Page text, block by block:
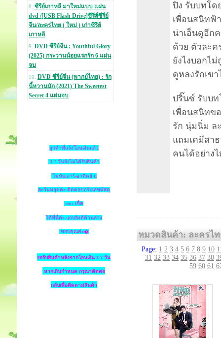
8. ซีรีย์เกาหลี มาใหม่แบบ แผ่น
dvd /[USB Flash Drive]ซีรีส์ซีรีย์
จีน/ละครไทย ( ใหม่ ) เก่าซีรีย์
เกาหลี
9. DVD ซีรีย์จีน : Youthful Glory
(2025) กระวานน้อยแรกรัก 6 แผ่น
จบ
10. DVD ซีรีย์จีน (พากย์ไทย) : รัก
นี้หวานนัก (2021) The Sweetest
Secret 4 แผ่นจบ
ลูกค้าที่แจ้งโอนเงินแล้ว
3-7 วันยังไม่ได้รับสินค้า
ไม่นับเสาร์-อาทิตย์ แ
ละวันหยุดค่ะ ติดต่อขอรับเลขพัสดุ
ems เช็ค
ได้ที่นี่ค่ะ แถบลิงค์ด้านล่าง
ขอบคุณค่ะ�
รอรับสินค้าหลังจากโอนเงิน 3-7 วัน
หากเกินกำหนด กรุณาติดต่อ
กลับเพื่อติดตามสินค้า
ปิง รับบทโ
เพื่อนสนิทฟ้
น่าเอ็นดูอีก
ด้วย ตัวละ
ยังไงบอกไ
ดูหลงรักเขา
ปริ๊นซ์ รับบ
เพื่อนสนิทข
รัก นุ่มนิ่ม ล
แถมเคมีสา
คนได้อย่างไ
หมวดสินค้า: ละครไท
Page: 1 2 3 4 5 6 7 8 9 10
31 32 33 34 35 36 37 38
59 60 61